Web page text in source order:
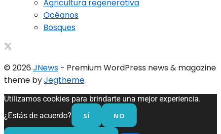
Agricultura regenerativa
Océanos
Bosques
© 2026 JNews - Premium WordPress news & magazine
theme byJegtheme.
Utilizamos cookies para brindarte una mejor experiencia.
¿Estás de acuerdo?
SÍ NO